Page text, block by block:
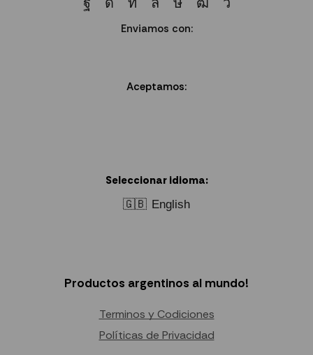
Enviamos con:
Aceptamos:
Seleccionar idioma:
🇬🇧 English
Productos argentinos al mundo!
Terminos y Codiciones
Políticas de Privacidad